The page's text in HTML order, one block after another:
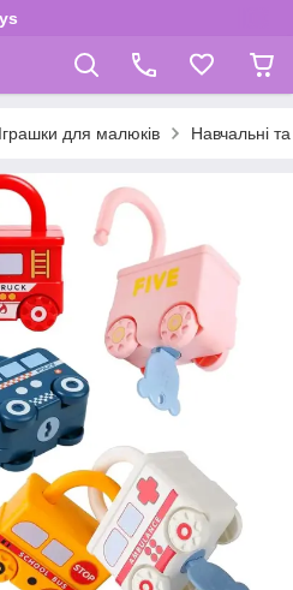
Іграшки для малюків Навчальні